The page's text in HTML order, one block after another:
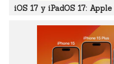
iOS 17 y iPadOS 17: